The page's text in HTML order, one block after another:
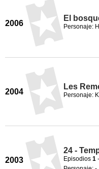
2006
El
Personaje:
2004
Les
Personaje:
2003
24 -
Episodios 1 -